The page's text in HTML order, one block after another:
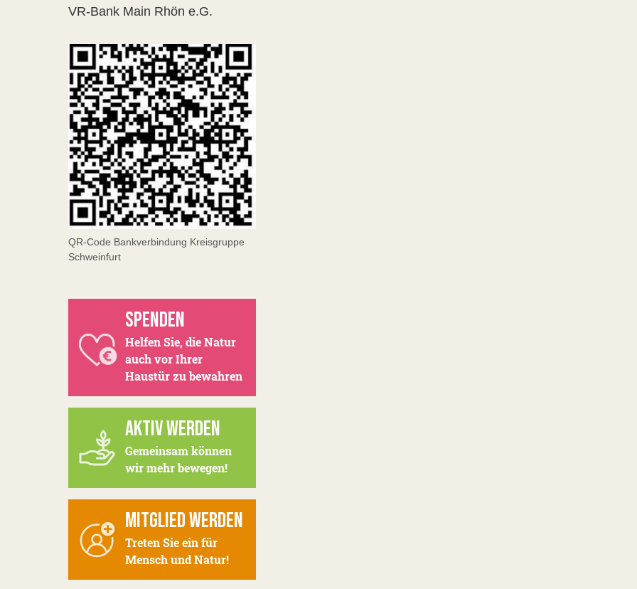
VR-Bank Main Rhön e.G.
QR-Code Bankverbindung Kreisgruppe
Schweinfurt
SPENDEN
Helfen Sie, die Natur
auch vor Ihrer
Haustür zu bewahren
AKTIV WERDEN
Gemeinsam können
wir mehr bewegen!
MITGLIED WERDEN
Treten Sie ein für
Mensch und Natur!